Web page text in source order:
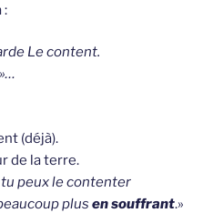
:
Le content.
(déjà).
de la terre.
tu peux le contenter
plus en souffrant.»